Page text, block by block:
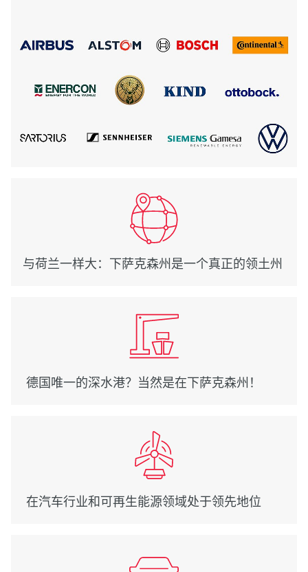
与荷兰一样大：下萨克森州是一个真正的领土州
德国唯一的深水港？当然是在下萨克森州！
在汽车行业和可再生能源领域处于领先地位